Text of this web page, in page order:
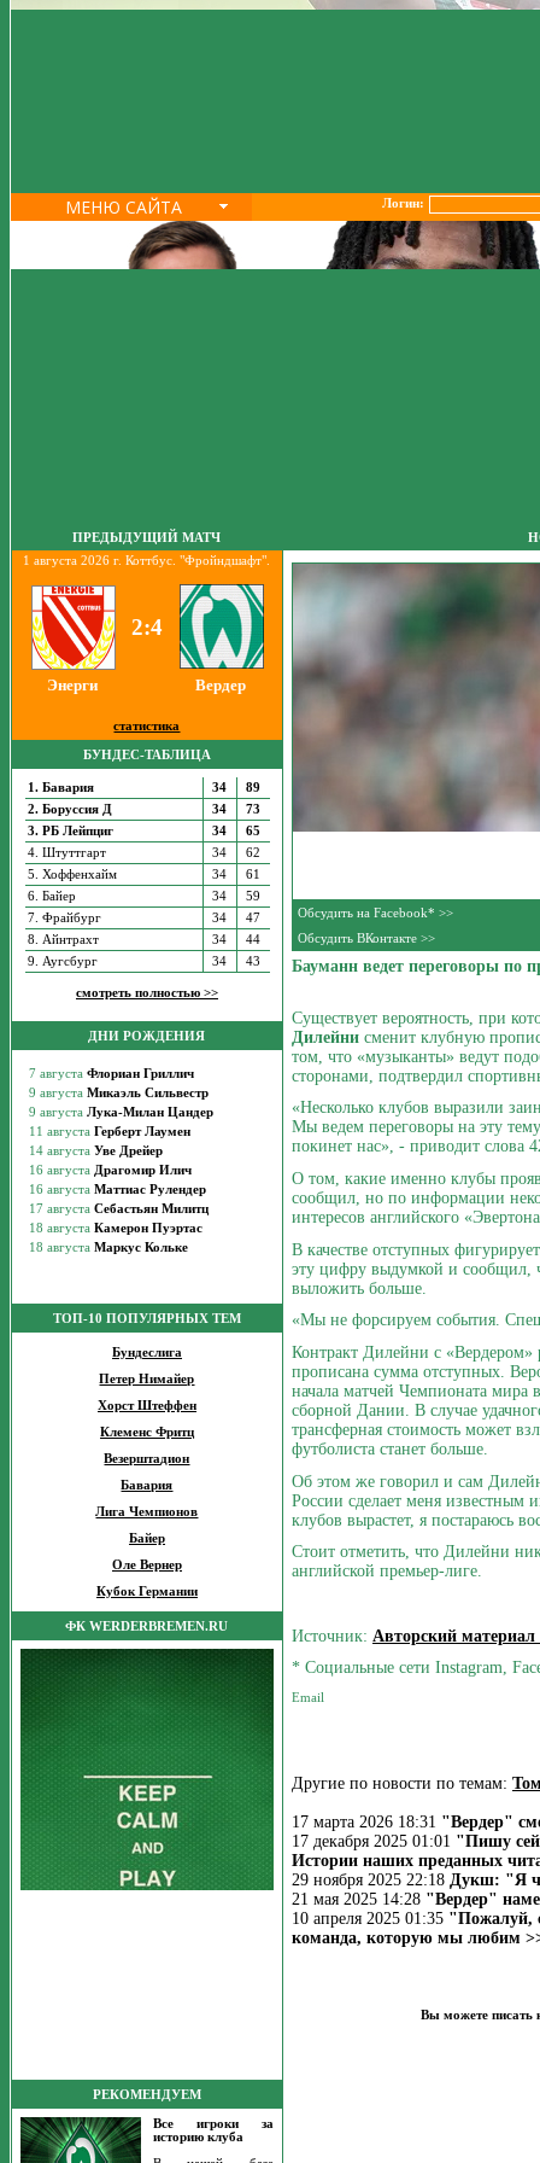
МЕНЮ САЙТА Логин:
ПРЕДЫДУЩИЙ МАТЧ
1 августа 2026 г. Коттбус. "Фройндшафт".
2:4
Энерги Вердер
статистика
БУНДЕС-ТАБЛИЦА
1. Бавария 34
89
2. Боруссия Д
34
73
3. РБ Лейпциг
34
65
4. Штуттгарт
34
62
5. Хоффенхайм
34
61
6. Байер
34
59
7. Фрайбург
34
47
8. Айнтрахт
34
44
9. Аугсбург
34 43
смотреть полностью >>
ДНИ РОЖДЕНИЯ
ТОП-10 ПОПУЛЯРНЫХ ТЕМ
Бундеслига
Петер Нимайер
Хорст Штеффен
Клеменс Фритц
Везерштадион
Бавария
Лига Чемпионов
Байер
Оле Вернер
Кубок Германии
ФК WERDERBREMEN.RU
РЕКОМЕНДУЕМ
Все игроки за
историю клуба
Обсудить на Facebook* >>
Обсудить ВКонтакте >>
Бауманн ведет переговоры по
Существует вероятность, при
Дилейни сменит клубную
том, что «музыканты» ведут
сторонами, подтвердил
«Несколько клубов выразили
Мы ведем переговоры на эту
покинет нас», - приводит слова
О том, какие именно клубы
сообщил, но по информации
интересов английского
В качестве отступных
эту цифру выдумкой и сообщил,
выложить больше.
«Мы не форсируем события.
Контракт Дилейни с «Вердером»
прописана сумма отступных.
начала матчей Чемпионата мира
сборной Дании. В случае
трансферная стоимость может
футболиста станет больше.
Об этом же говорил и сам
России сделает меня известным
клубов вырастет, я постараюсь
Стоит отметить, что Дилейни
английской премьер-лиге.
Источник: Авторский
* Социальные сети Instagram,
Другие по новости по темам:
17 марта 2026 18:31 "Вердер"
17 декабря 2025 01:01 "Пишу
Истории наших преданных
29 ноября 2025 22:18 Дукш: "Я
21 мая 2025 14:28 "Вердер"
10 апреля 2025 01:35 "Пожалуй,
команда, которую мы любим
Вы можете писать